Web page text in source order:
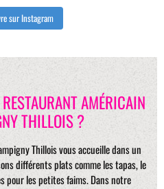
sur Instagram
AMÉRICAIN
THILLOIS ?
Thillois vous accueille dans un
différents plats comme les tapas, le
pour les petites faims. Dans notre